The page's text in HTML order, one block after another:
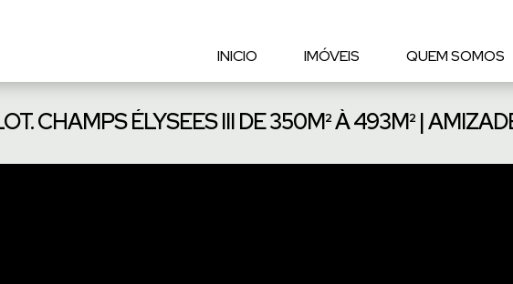
QUEM SOMOS
IMÓVEIS
INICIO
CHAMPS ÉLYSEES III DE 350M² À 493M² |